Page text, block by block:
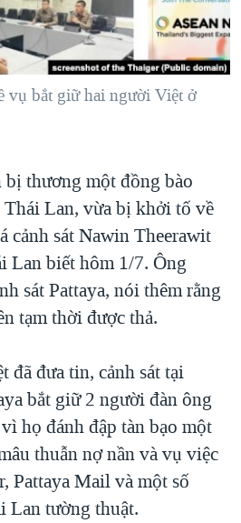
ĐƯỜNG
VÀ NAY
Ở VIỆT NAM
KIM TẠI VIỆT NAM
PHỦ VIỆT NAM
SÓNG TRỘM HẢI SÂM
VỌNG TỪ NÔNG THÔN MỸ
vụ bắt giữ hai người Việt ở
thương một đồng bào
Thái Lan, vừa bị khởi tố về
cảnh sát Nawin Theerawit
Lan biết hôm 1/7. Ông
sát Pattaya, nói thêm rằng
tạm thời được thả.
đưa tin, cảnh sát tại
bắt giữ 2 người đàn ông
họ đánh đập tàn bạo một
thuẫn nợ nần và vụ việc
Pattaya Mail và một số
Lan tường thuật.